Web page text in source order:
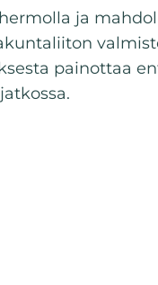
ja
painottaa